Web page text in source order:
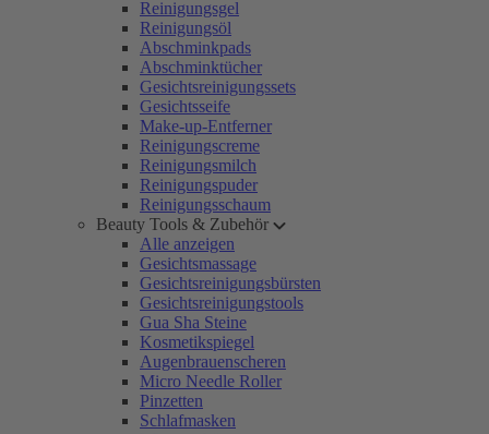
Reinigungsgel
Reinigungsöl
Abschminkpads
Abschminktücher
Gesichtsreinigungssets
Gesichtsseife
Make-up-Entferner
Reinigungscreme
Reinigungsmilch
Reinigungspuder
Reinigungsschaum
Beauty Tools & Zubehör
Alle anzeigen
Gesichtsmassage
Gesichtsreinigungsbürsten
Gesichtsreinigungstools
Gua Sha Steine
Kosmetikspiegel
Augenbrauenscheren
Micro Needle Roller
Pinzetten
Schlafmasken